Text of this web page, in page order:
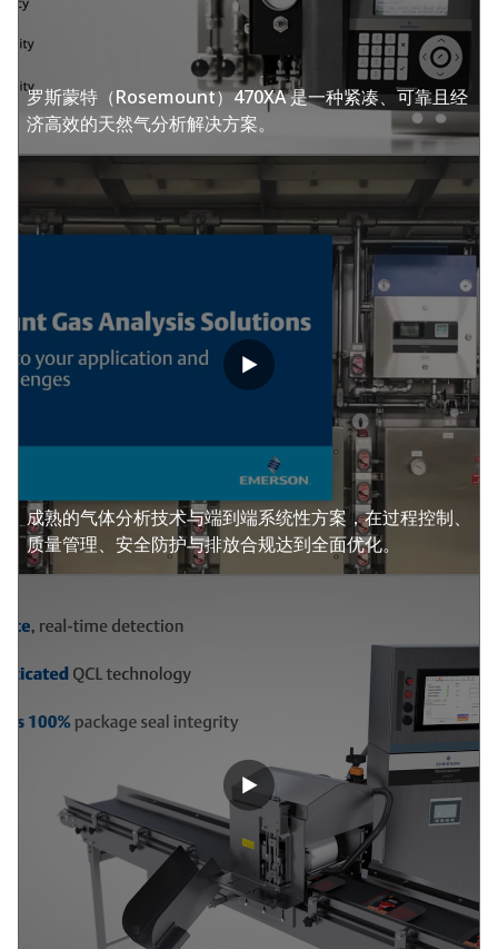
罗斯蒙特（Rosemount）470XA 是一种紧凑、可靠且经
济高效的天然气分析解决方案。
成熟的气体分析技术与端到端系统性方案，在过程控制、
质量管理、安全防护与排放合规达到全面优化。​